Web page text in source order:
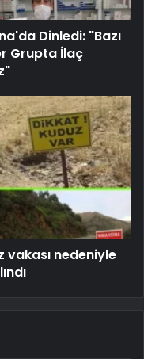
Dinledi: "Bazı
Grupta İlaç
vakası nedeniyle